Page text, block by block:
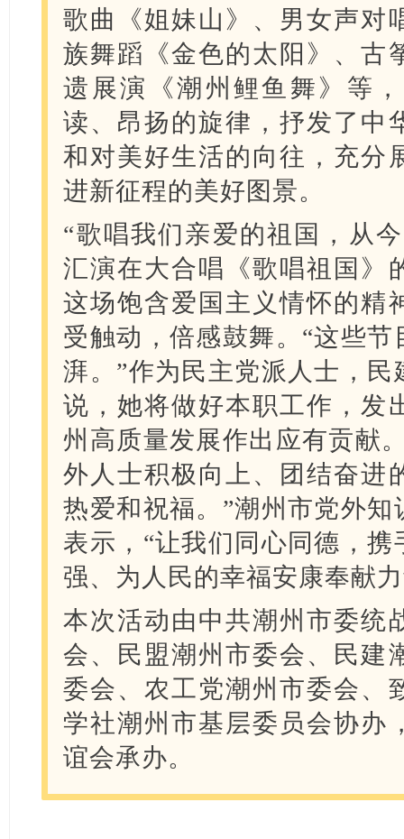
歌曲《姐妹山》、男女声对
族舞蹈《金色的太阳》、古
遗展演《潮州鲤鱼舞》等
读、昂扬的旋律，抒发了中
和对美好生活的向往，充分
进新征程的美好图景。
“歌唱我们亲爱的祖国，从
汇演在大合唱《歌唱祖国》
这场饱含爱国主义情怀的精
受触动，倍感鼓舞。“这些
湃。”作为民主党派人士，
说，她将做好本职工作，发
州高质量发展作出应有贡献
外人士积极向上、团结奋进
热爱和祝福。”潮州市党外
表示，“让我们同心同德，
强、为人民的幸福安康奉献
本次活动由中共潮州市委统
会、民盟潮州市委会、民建
委会、农工党潮州市委会、
学社潮州市基层委员会协办
谊会承办。